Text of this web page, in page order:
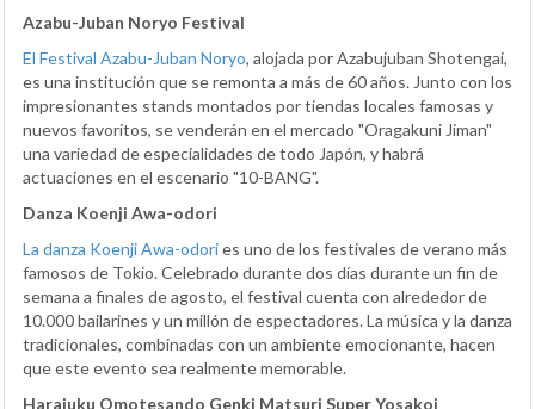
Azabu-Juban Noryo Festival
El Festival Azabu-Juban Noryo, alojada por Azabujuban Shotengai,
es una institución que se remonta a más de 60 años. Junto con los
impresionantes stands montados por tiendas locales famosas y
nuevos favoritos, se venderán en el mercado "Oragakuni Jiman"
una variedad de especialidades de todo Japón, y habrá
actuaciones en el escenario "10-BANG".
Danza Koenji Awa-odori
La danza Koenji Awa-odories uno de los festivales de verano más
famosos de Tokio. Celebrado durante dos días durante un fin de
semana a finales de agosto, el festival cuenta con alrededor de
10.000 bailarines y un millón de espectadores. La música y la danza
tradicionales, combinadas con un ambiente emocionante, hacen
que este evento sea realmente memorable.
Harajuku Omotesando Genki Matsuri Super Yosakoi